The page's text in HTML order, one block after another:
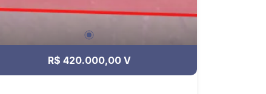
R$ 420.000,00 V